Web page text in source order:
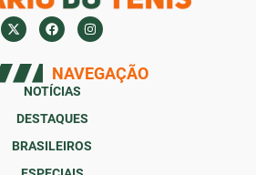
NAVEGAÇÃO
NOTÍCIAS
DESTAQUES
BRASILEIROS